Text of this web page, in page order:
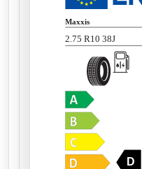
Maxxis
2.75 R10 38J
D